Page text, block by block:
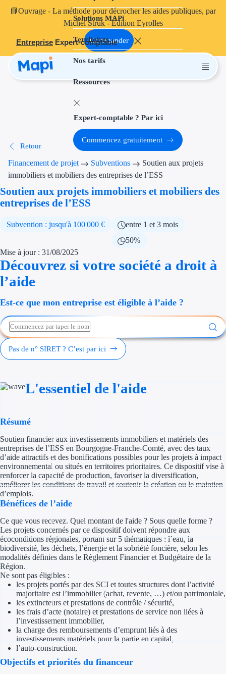
📘Ouvrage - La méthode pour décrocher les aides publiques, par
Michel Struk - Édition Eyrolles
Commander
Entreprise Expert-comptable
Solutions MAPi
Territoires
Nos tarifs
Ressources
Projets finançables
Aides à
Aides
Thématiques
Financement
Création
Cession
Type de financements
Subventions
Concours
Réduction des
Investir dans
Aides Fiscales et
Exonération
Aides Urssaf
Prêts publics
Expert-comptable ? Par ici
Commencez gratuitement
Retour
Financement de projet Subventions
Soutien aux projets
immobiliers et mobiliers des entreprises de l’ESS
Soutien aux projets immobiliers et mobiliers des
entreprises de l’ESS
Subvention : jusqu'à 100 000 €
entre 1 et 3 mois
50%
Mise à jour : 31/08/2025
Découvrez si votre société a droit à
l’aide
Est-ce que mon entreprise est éligible à l’aide ?
Pas de n° SIRET ? C’est par ici
L'essentiel de l'aide
Résumé
Soutien financier aux investissements immobiliers et matériels des
entreprises de l’ESS en Bourgogne-Franche-Comté, avec des taux
d’aide attractifs et des bonifications possibles pour les projets à impact
environnemental ou situés en territoires prioritaires. Ce dispositif vise à
renforcer la capacité de production, favoriser la diversification,
améliorer les conditions de travail et soutenir la création ou le maintien
d’emplois.
Bénéfices de l’aide
Ce que vous recevez. Quel montant de l'aide ? Sous quelle forme ?
Les projets concernés par ce dispositif doivent répondre aux
écoconditions régionales, portant sur 5 thématiques : l’eau, la
biodiversité, les déchets, l’énergie et la sobriété foncière, selon les
modalités définies dans le Règlement Financier et Budgétaire de la
Région.
Ne sont pas éligibles :
les projets portés par des SCI et toutes structures dont l’activité
majoritaire est l’immobilier (achat, revente, …) et/ou patrimoniale,
les extincteurs et prestations de contrôle / sécurité,
les frais d’acte (notaire) et prestations de service non liées à
l’investissement immobilier,
la charge des remboursements d’emprunt liés à des
investissements matériels pour la partie en capital,
l’auto-construction.
Objectifs et priorités du financeur